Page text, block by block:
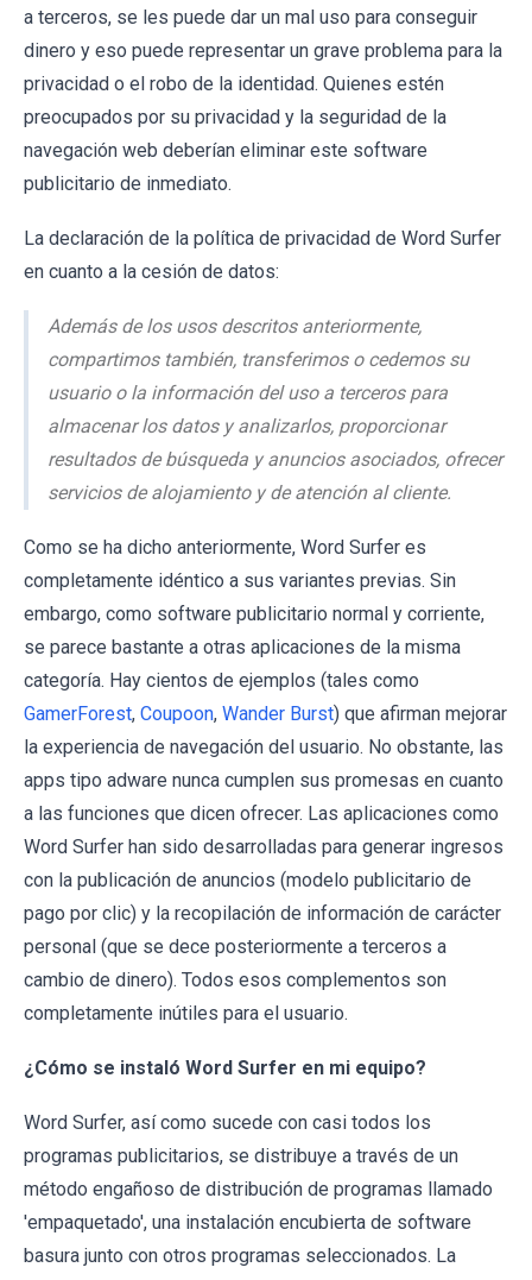
a terceros, se les puede dar un mal uso para conseguir
dinero y eso puede representar un grave problema para la
privacidad o el robo de la identidad. Quienes estén
preocupados por su privacidad y la seguridad de la
navegación web deberían eliminar este software
publicitario de inmediato.
La declaración de la política de privacidad de Word Surfer
en cuanto a la cesión de datos:
Además de los usos descritos anteriormente,
compartimos también, transferimos o cedemos su
usuario o la información del uso a terceros para
almacenar los datos y analizarlos, proporcionar
resultados de búsqueda y anuncios asociados, ofrecer
servicios de alojamiento y de atención al cliente.
Como se ha dicho anteriormente, Word Surfer es
completamente idéntico a sus variantes previas. Sin
embargo, como software publicitario normal y corriente,
se parece bastante a otras aplicaciones de la misma
categoría. Hay cientos de ejemplos (tales como
GamerForest, Coupoon, Wander Burst) que afirman mejorar
la experiencia de navegación del usuario. No obstante, las
apps tipo adware nunca cumplen sus promesas en cuanto
a las funciones que dicen ofrecer. Las aplicaciones como
Word Surfer han sido desarrolladas para generar ingresos
con la publicación de anuncios (modelo publicitario de
pago por clic) y la recopilación de información de carácter
personal (que se dece posteriormente a terceros a
cambio de dinero). Todos esos complementos son
completamente inútiles para el usuario.
¿Cómo se instaló Word Surfer en mi equipo?
Word Surfer, así como sucede con casi todos los
programas publicitarios, se distribuye a través de un
método engañoso de distribución de programas llamado
'empaquetado', una instalación encubierta de software
basura junto con otros programas seleccionados. La